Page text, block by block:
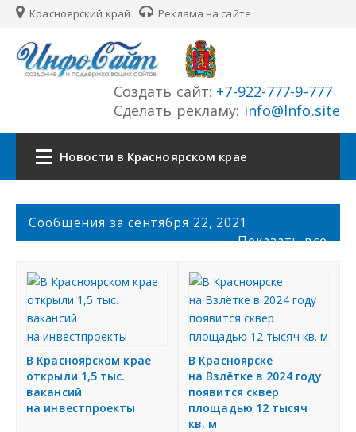
Красноярский край Реклама на сайте
Создать сайт: +7-922-777-9-777
Сделать рекламу: info@lnfo.site
Новости в Красноярском крае
Главная
Сайты края
История края
Подать объявление
щ
Сообщения за сентября 22, 2021
Показать все
В Красноярском крае
открыли 1,5 тыс.
вакансий
на инвестпроекты
В Красноярске
на Взлётке в 2024 году
появится сквер
площадью 12 тысяч
кв. м